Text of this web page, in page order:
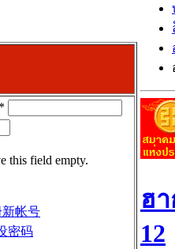
*
this field empty.
帐号
密码
ฮ
12